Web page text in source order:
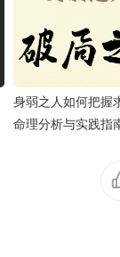
身弱之人如何把握
命理分析与实践指